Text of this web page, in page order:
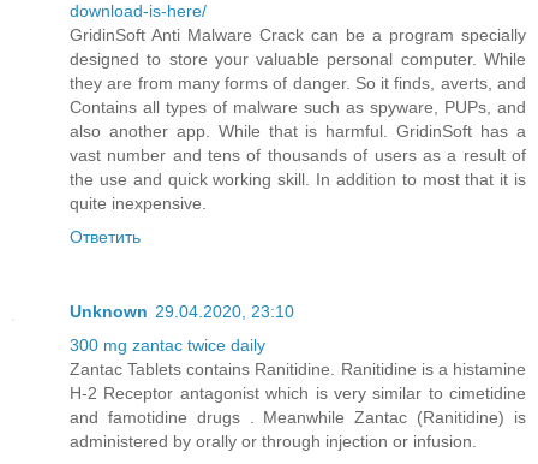
download-is-here/
GridinSoft Anti Malware Crack can be a program specially
designed to store your valuable personal computer. While
they are from many forms of danger. So it finds, averts, and
Contains all types of malware such as spyware, PUPs, and
also another app. While that is harmful. GridinSoft has a
vast number and tens of thousands of users as a result of
the use and quick working skill. In addition to most that it is
quite inexpensive.
Ответить
Unknown 29.04.2020, 23:10
300 mg zantac twice daily
Zantac Tablets contains Ranitidine. Ranitidine is a histamine
H-2 Receptor antagonist which is very similar to cimetidine
and famotidine drugs . Meanwhile Zantac (Ranitidine) is
administered by orally or through injection or infusion.